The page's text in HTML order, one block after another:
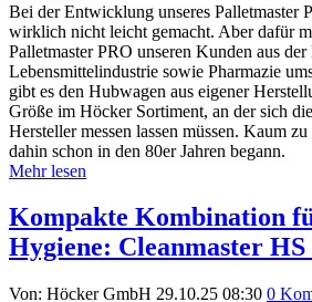
Bei der Entwicklung unseres Palletmaster
wirklich nicht leicht gemacht. Aber dafür
Palletmaster PRO unseren Kunden aus
Lebensmittelindustrie sowie Pharmazie
gibt es den Hubwagen aus eigener
Größe im Höcker Sortiment, an der sich
Hersteller messen lassen müssen. Kaum
dahin schon in den 80er Jahren begann.
Mehr lesen
Kompakte Kombination
Hygiene: Cleanmaster HS
Von: Höcker GmbH 29.10.25 08:30 0